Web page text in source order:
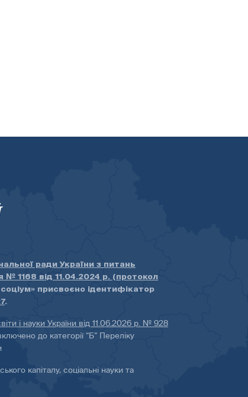
ради України з питань
№ 1168 від 11.04.2024 р. (протокол
присвоєно ідентифікатор
.
і науки України від 11.06.2026 р. № 928
до категорії “Б” Переліку
капіталу, соціальні науки та